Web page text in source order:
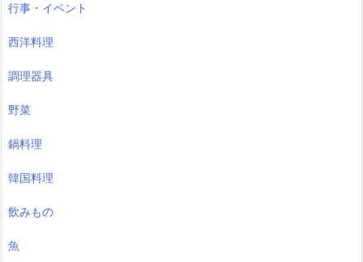
行事・イベント
西洋料理
調理器具
野菜
鍋料理
韓国料理
飲みもの
魚